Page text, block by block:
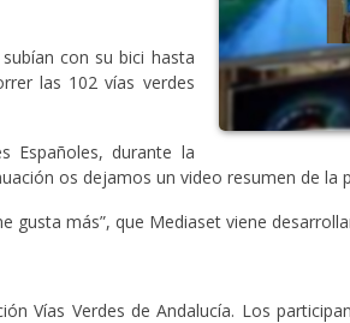
con su bici hasta
las 102 vías verdes
Españoles, durante la
os dejamos un video resumen de la
gusta más”, que Mediaset viene
Vías Verdes de Andalucía. Los